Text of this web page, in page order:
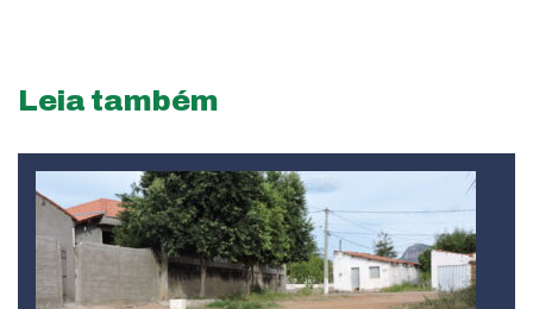
Leia também